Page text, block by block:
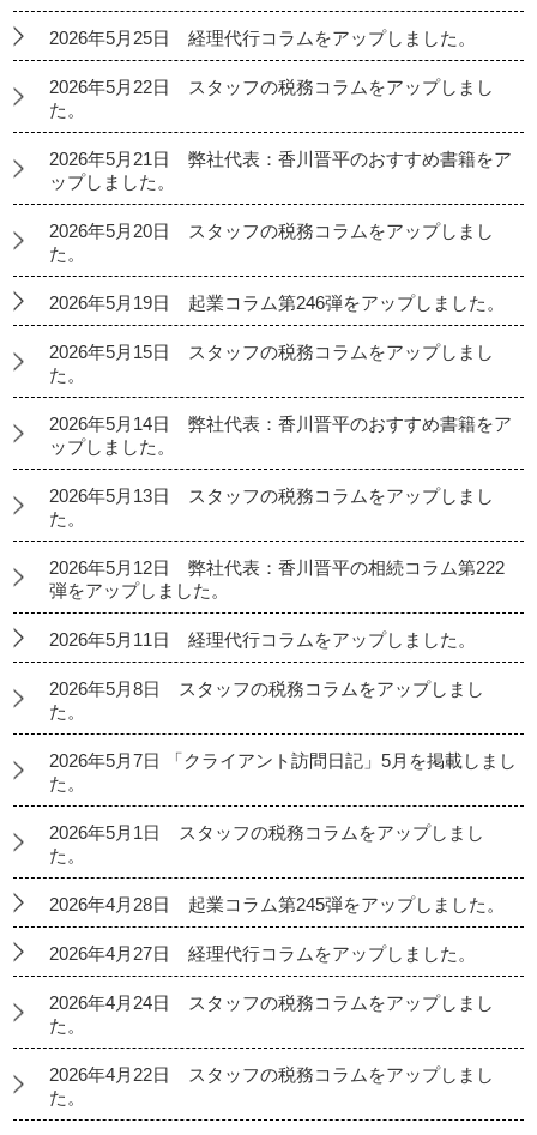
2026年5月25日 経理代行コラムをアップしました。
2026年5月22日 スタッフの税務コラムをアップしまし
た。
2026年5月21日 弊社代表：香川晋平のおすすめ書籍をア
ップしました。
2026年5月20日 スタッフの税務コラムをアップしまし
た。
2026年5月19日 起業コラム第246弾をアップしました。
2026年5月15日 スタッフの税務コラムをアップしまし
た。
2026年5月14日 弊社代表：香川晋平のおすすめ書籍をア
ップしました。
2026年5月13日 スタッフの税務コラムをアップしまし
た。
2026年5月12日 弊社代表：香川晋平の相続コラム第222
弾をアップしました。
2026年5月11日 経理代行コラムをアップしました。
2026年5月8日 スタッフの税務コラムをアップしまし
た。
2026年5月7日 「クライアント訪問日記」5月を掲載しまし
た。
2026年5月1日 スタッフの税務コラムをアップしまし
た。
2026年4月28日 起業コラム第245弾をアップしました。
2026年4月27日 経理代行コラムをアップしました。
2026年4月24日 スタッフの税務コラムをアップしまし
た。
2026年4月22日 スタッフの税務コラムをアップしまし
た。